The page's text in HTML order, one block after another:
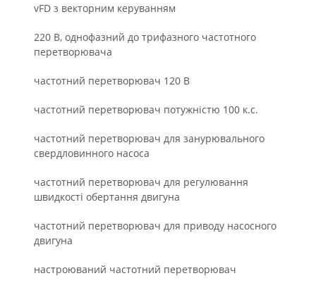
vFD з векторним керуванням
220 В, однофазний до трифазного частотного
перетворювача
частотний перетворювач 120 В
частотний перетворювач потужністю 100 к.с.
частотний перетворювач для занурювального
свердловинного насоса
частотний перетворювач для регулювання
швидкості обертання двигуна
частотний перетворювач для приводу насосного
двигуна
настроюваний частотний перетворювач